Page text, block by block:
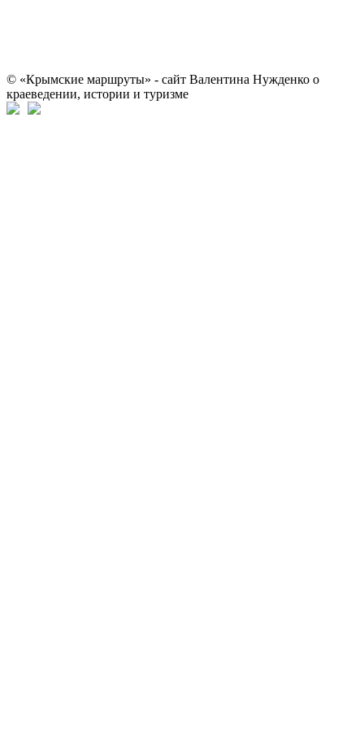
© «Крымские маршруты» - сайт Валентина Нужденко о
краеведении, истории и туризме